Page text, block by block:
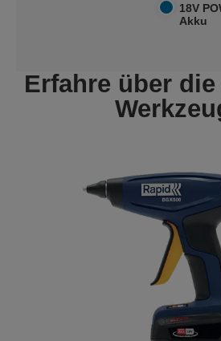
18V
Akku
Erfahre über